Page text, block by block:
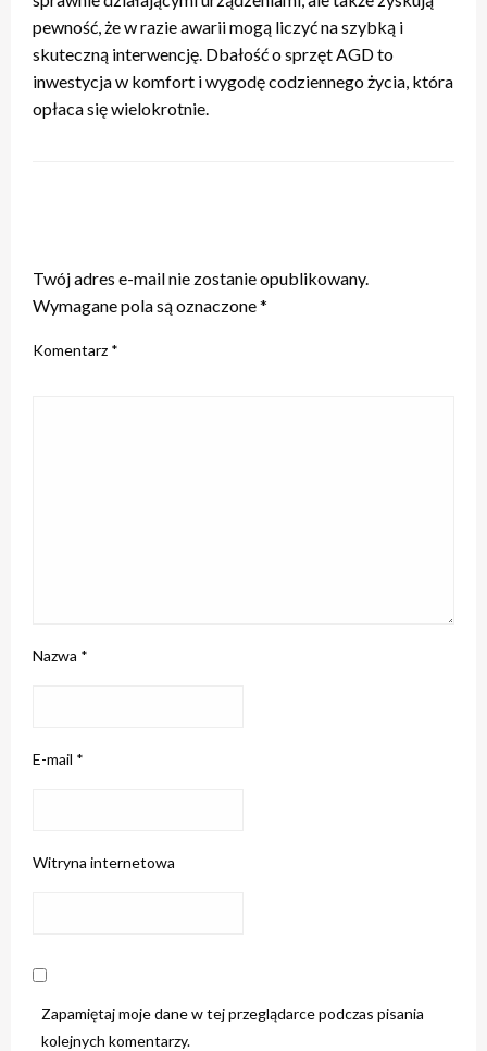
pewność, że w razie awarii mogą liczyć na szybką i
skuteczną interwencję. Dbałość o sprzęt AGD to
inwestycja w komfort i wygodę codziennego życia, która
opłaca się wielokrotnie.
Twój adres e-mail nie zostanie opublikowany.
Wymagane pola są oznaczone*
Komentarz *
Nazwa *
E-mail *
Witryna internetowa
Zapamiętaj moje dane w tej przeglądarce podczas pisania
kolejnych komentarzy.